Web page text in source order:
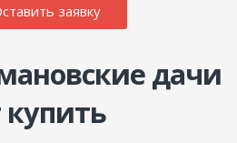
заявку
дачи
купить